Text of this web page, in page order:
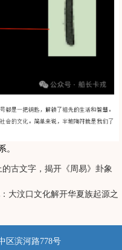
。
古文字，揭开《周易》卦象
大汶口文化解开华夏族起源之
区滨河路778号